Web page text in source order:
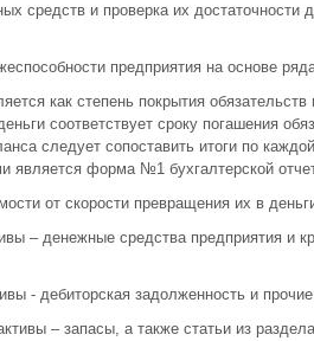
средств и проверка их достаточности
предприятия на основе
как степень покрытия
соответствует сроку погашения
следует сопоставить итоги по
является форма №1 бухгалтерской
от скорости превращения их в
– денежные средства предприятия и
- дебиторская задолженность и
– запасы, а также статьи из